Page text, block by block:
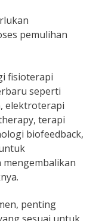
pemulihan
fisioterapi
seperti
elektroterapi
terapi
biofeedback,
mengembalikan
penting